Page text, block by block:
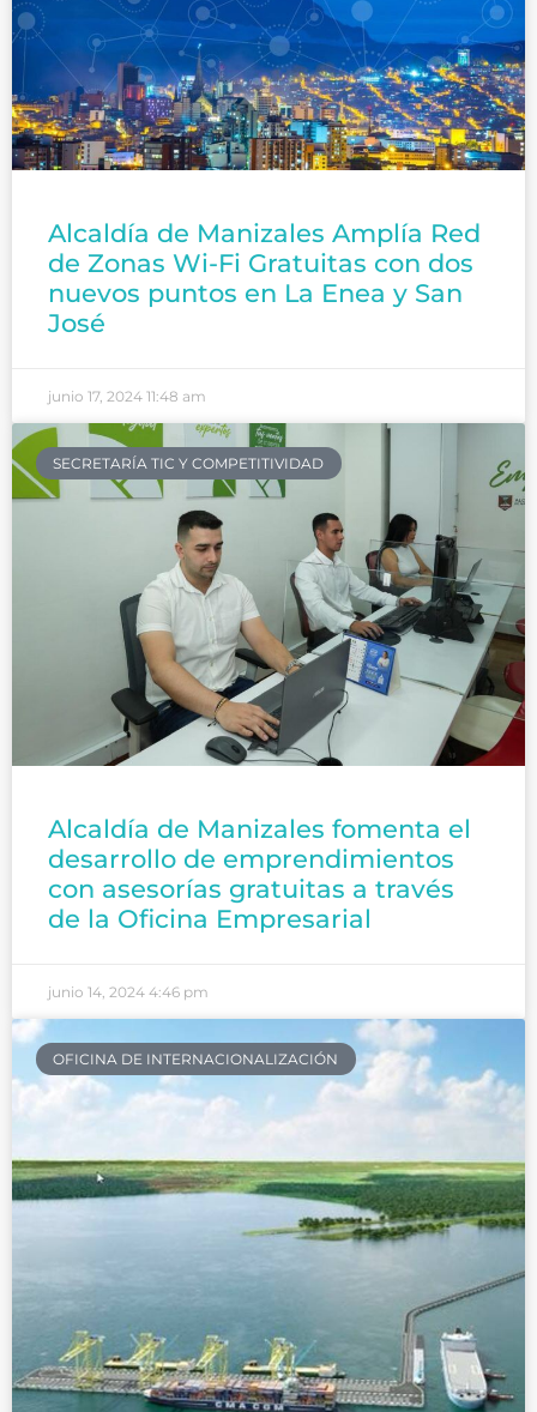
Alcaldía de Manizales Amplía Red
de Zonas Wi-Fi Gratuitas con dos
nuevos puntos en La Enea y San
José
junio 17, 2024 11:48 am
SECRETARÍA TIC Y COMPETITIVIDAD
Alcaldía de Manizales fomenta el
desarrollo de emprendimientos
con asesorías gratuitas a través
de la Oficina Empresarial
junio 14, 2024 4:46 pm
OFICINA DE INTERNACIONALIZACIÓN